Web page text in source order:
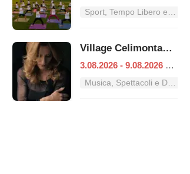
Sport, Tempo Libero e Divertimento nel Lazio
Village Celimontana: gli appuntamenti dal 3 al 9 agosto
3.08.2026 - 9.08.2026 |
Musica, Spettacoli e Danza nel Lazio